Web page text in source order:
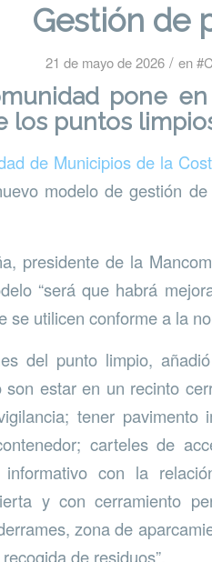
Gestión de
21 de mayo de 2026 / en
pone
los puntos
de Municipios de la
modelo de gestión
presidente de la
“será que habrá
se utilicen conforme a la
del punto limpio,
son estar en un recinto
tener pavimento
carteles de
con la
y con cerramiento
zona de
de residuos”.